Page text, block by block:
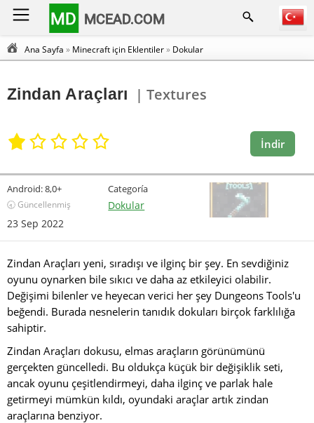
MD MCEAD.COM
Ana Sayfa » Minecraft için Eklentiler» Dokular
Zindan Araçları | Textures
İndir
Android:8,0+
🕣 Güncellenmiş
23 Sep 2022
Categoría
Dokular
Zindan Araçları yeni, sıradışı ve ilginç bir şey. En sevdiğiniz
oyunu oynarken bile sıkıcı ve daha az etkileyici olabilir.
Değişimi bilenler ve heyecan verici her şey Dungeons Tools'u
beğendi. Burada nesnelerin tanıdık dokuları birçok farklılığa
sahiptir.
Zindan Araçları dokusu, elmas araçların görünümünü
gerçekten güncelledi. Bu oldukça küçük bir değişiklik seti,
ancak oyunu çeşitlendirmeyi, daha ilginç ve parlak hale
getirmeyi mümkün kıldı, oyundaki araçlar artık zindan
araçlarına benziyor.